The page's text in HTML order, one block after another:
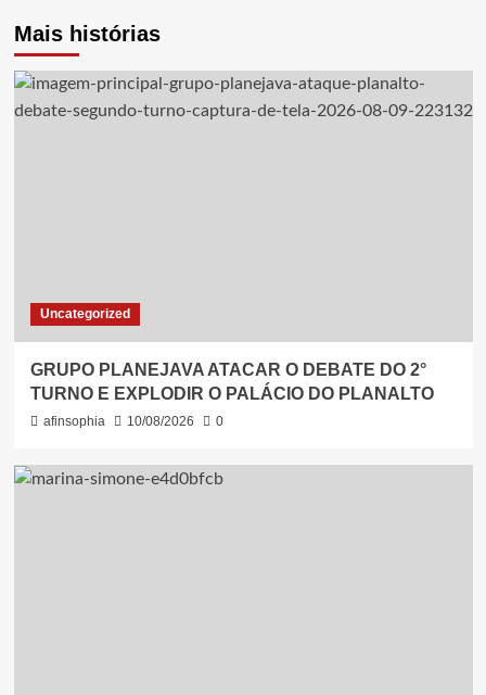
Mais histórias
Uncategorized
GRUPO PLANEJAVA ATACAR O DEBATE DO 2°
TURNO E EXPLODIR O PALÁCIO DO PLANALTO
afinsophia 10/08/2026 0